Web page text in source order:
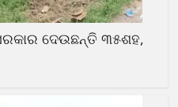
ଦେଉଛନ୍ତି ୩୫ଶହ,